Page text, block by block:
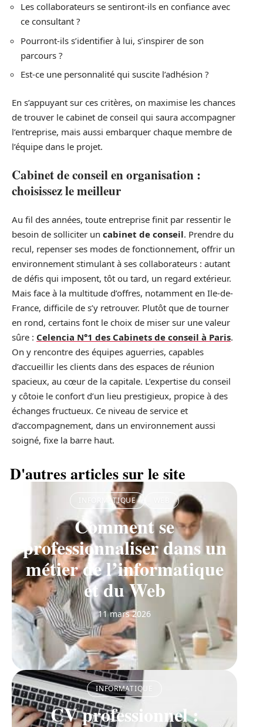
Les collaborateurs se sentiront-ils en confiance avec
ce consultant ?
Pourront-ils s’identifier à lui, s’inspirer de son
parcours ?
Est-ce une personnalité qui suscite l’adhésion ?
En s’appuyant sur ces critères, on maximise les chances
de trouver le cabinet de conseil qui saura accompagner
l’entreprise, mais aussi embarquer chaque membre de
l’équipe dans le projet.
Cabinet de conseil en organisation :
choisissez le meilleur
Au fil des années, toute entreprise finit par ressentir le
besoin de solliciter un cabinet de conseil. Prendre du
recul, repenser ses modes de fonctionnement, offrir un
environnement stimulant à ses collaborateurs : autant
de défis qui imposent, tôt ou tard, un regard extérieur.
Mais face à la multitude d’offres, notamment en Ile-de-
France, difficile de s’y retrouver. Plutôt que de tourner
en rond, certains font le choix de miser sur une valeur
sûre : Celencia N°1 des Cabinets de conseil à Paris.
On y rencontre des équipes aguerries, capables
d’accueillir les clients dans des espaces de réunion
spacieux, au cœur de la capitale. L’expertise du conseil
y côtoie le confort d’un lieu prestigieux, propice à des
échanges fructueux. Ce niveau de service et
d’accompagnement, dans un environnement aussi
soigné, fixe la barre haut.
D'autres articles sur le site
INFORMATIQUE
Comment se
professionnaliser dans un
métier de l’informatique
et du Web
11 mars 2026
INFORMATIQUE
CV professionnel :